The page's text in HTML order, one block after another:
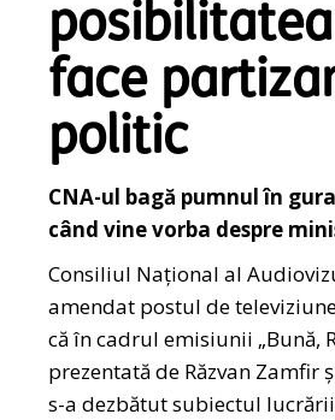
face
politic
CNA-ul bagă pumnul în
când vine vorba despre
Consiliul Național al
amendat postul de
că în cadrul emisiunii „Bună,
prezentată de Răzvan Zamfir
s-a dezbătut subiectul